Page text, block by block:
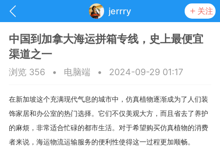
jerrry 关注
中国到加拿大海运拼箱专线，史上最便宜
渠道之一
浏览 356 • 电脑端 • 2024-09-29 01:17
在新加坡这个充满现代气息的城市中，仿真植物逐渐成为了人们装
饰家居和办公室的热门选择。它们不仅美观大方，而且省去了养护
的麻烦，非常适合忙碌的都市生活。对于希望购买仿真植物的消费
者来说，海运物流运输服务的便利性使得这一过程更加顺畅。